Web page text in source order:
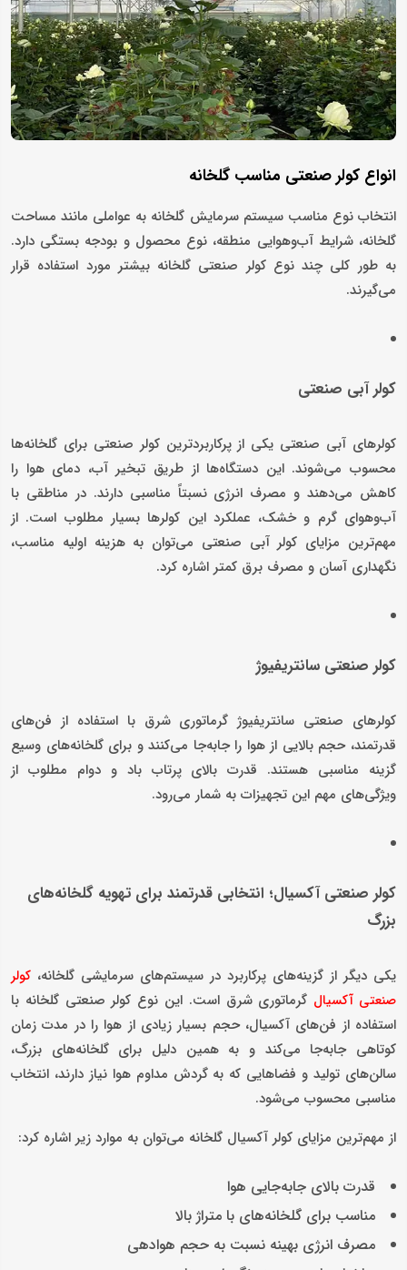
انواع کولر صنعتی مناسب گلخانه
انتخاب نوع مناسب سیستم سرمایش گلخانه به عواملی مانند مساحت
گلخانه، شرایط آب‌وهوایی منطقه، نوع محصول و بودجه بستگی دارد.
به طور کلی چند نوع کولر صنعتی گلخانه بیشتر مورد استفاده قرار
می‌گیرند.
کولر آبی صنعتی
کولرهای آبی صنعتی یکی از پرکاربردترین کولر صنعتی برای گلخانه‌ها
محسوب می‌شوند. این دستگاه‌ها از طریق تبخیر آب، دمای هوا را
کاهش می‌دهند و مصرف انرژی نسبتاً مناسبی دارند. در مناطقی با
آب‌وهوای گرم و خشک، عملکرد این کولرها بسیار مطلوب است. از
مهم‌ترین مزایای کولر آبی صنعتی می‌توان به هزینه اولیه مناسب،
نگهداری آسان و مصرف برق کمتر اشاره کرد.
کولر صنعتی سانتریفیوژ
کولرهای صنعتی سانتریفیوژ گرماتوری شرق با استفاده از فن‌های
قدرتمند، حجم بالایی از هوا را جابه‌جا می‌کنند و برای گلخانه‌های وسیع
گزینه مناسبی هستند. قدرت بالای پرتاب باد و دوام مطلوب از
ویژگی‌های مهم این تجهیزات به شمار می‌رود.
کولر صنعتی آکسیال؛ انتخابی قدرتمند برای تهویه گلخانه‌های
بزرگ
یکی دیگر از گزینه‌های پرکاربرد در سیستم‌های سرمایشی گلخانه، کولر
صنعتی آکسیال گرماتوری شرق است. این نوع کولر صنعتی گلخانه با
استفاده از فن‌های آکسیال، حجم بسیار زیادی از هوا را در مدت زمان
کوتاهی جابه‌جا می‌کند و به همین دلیل برای گلخانه‌های بزرگ،
سالن‌های تولید و فضاهایی که به گردش مداوم هوا نیاز دارند، انتخاب
مناسبی محسوب می‌شود.
از مهم‌ترین مزایای کولر آکسیال گلخانه می‌توان به موارد زیر اشاره کرد:
قدرت بالای جابه‌جایی هوا
مناسب برای گلخانه‌های با متراژ بالا
مصرف انرژی بهینه نسبت به حجم هوادهی